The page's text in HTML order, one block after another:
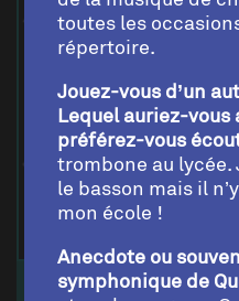
JUSTIN LI
toutes les
répertoire.
Jouez-vous d’un
Lequel auriez-vous
préférez-vous
trombone au lycée.
le basson mais il
mon école !
Anecdote ou
symphonique de